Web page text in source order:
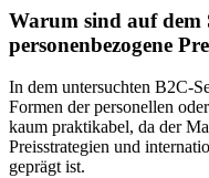
Warum sind auf
personenbezogene
In dem untersuchten B2C-
Formen der personellen
kaum praktikabel, da der
Preisstrategien und
geprägt ist.